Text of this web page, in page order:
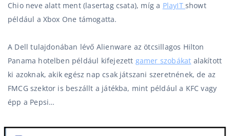
Chio neve alatt ment (lasertag csata), míg a PlayIT showt
például a Xbox One támogatta.
A Dell tulajdonában lévő Alienware az ötcsillagos Hilton
Panama hotelben például kifejezett gamer szobákat alakított
ki azoknak, akik egész nap csak játszani szeretnének, de az
FMCG szektor is beszállt a játékba, mint például a KFC vagy
épp a Pepsi…